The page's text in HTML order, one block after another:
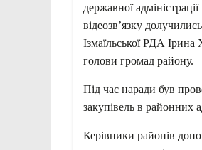
державної
відеозв’язку
Ізмаїльської РДА Ірина
голови громад району.
Під час наради був
закупівель в районних
Керівники районів